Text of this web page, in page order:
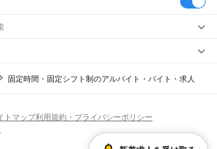
道市福山市府中市三次市庄原市大竹市東広島市
世羅郡神石郡
備後赤坂駅松永駅東尾道駅 尾道駅 糸崎駅
西条駅 寺家駅 八本松駅 瀬野駅
皿洗い・洗い場精肉・鮮魚加工
制広島県 固定制
固定時間・固定シフト制のアルバイト・バイト・求人
トマップ利用規約・プライバシーポリシー